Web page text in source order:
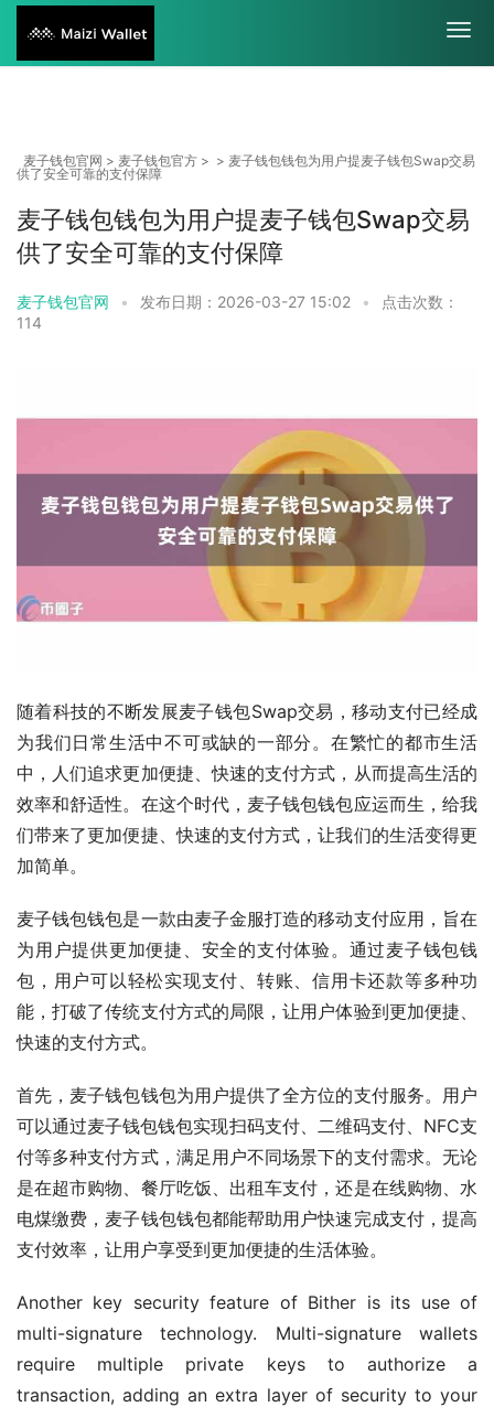
麦子钱包官网 > 麦子钱包官方 > > 麦子钱包钱包为用户提麦子钱包Swap交易
供了安全可靠的支付保障
麦子钱包钱包为用户提麦子钱包Swap交易
供了安全可靠的支付保障
麦子钱包官网 • 发布日期：2026-03-27 15:02 •
点击次数：
114
随着科技的不断发展麦子钱包Swap交易，移动支付已经成
为我们日常生活中不可或缺的一部分。在繁忙的都市生活
中，人们追求更加便捷、快速的支付方式，从而提高生活的
效率和舒适性。在这个时代，麦子钱包钱包应运而生，给我
们带来了更加便捷、快速的支付方式，让我们的生活变得更
加简单。
麦子钱包钱包是一款由麦子金服打造的移动支付应用，旨在
为用户提供更加便捷、安全的支付体验。通过麦子钱包钱
包，用户可以轻松实现支付、转账、信用卡还款等多种功
能，打破了传统支付方式的局限，让用户体验到更加便捷、
快速的支付方式。
首先，麦子钱包钱包为用户提供了全方位的支付服务。用户
可以通过麦子钱包钱包实现扫码支付、二维码支付、NFC支
付等多种支付方式，满足用户不同场景下的支付需求。无论
是在超市购物、餐厅吃饭、出租车支付，还是在线购物、水
电煤缴费，麦子钱包钱包都能帮助用户快速完成支付，提高
支付效率，让用户享受到更加便捷的生活体验。
Another key security feature of Bither is its use of
multi-signature technology. Multi-signature wallets
require multiple private keys to authorize a
transaction, adding an extra layer of security to your